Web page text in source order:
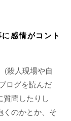
感情がコント
(殺人現場や自
ログを読んだ
質問したりし
くのかとか、そ